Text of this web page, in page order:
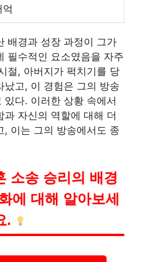
억
배경과 성장 과정이 그가
필수적인 요소였음을 자주
절, 아버지가 퍽치기를 당
났고, 이 경험은 그의 방송
있다. 이러한 상황 속에서
과 자신의 역할에 대해 더
, 이는 그의 방송에서도 종
소송 승리의 배경
에 대해 알아보세
.